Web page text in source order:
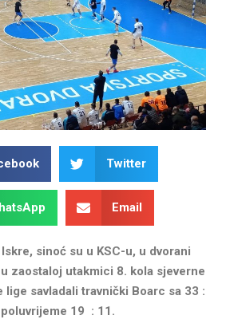
Twitter
Email
sinoć su u KSC-u, u dvorani
u zaostaloj utakmici 8. kola sjeverne
savladali travnički Boarc sa 33 :
19 : 11.